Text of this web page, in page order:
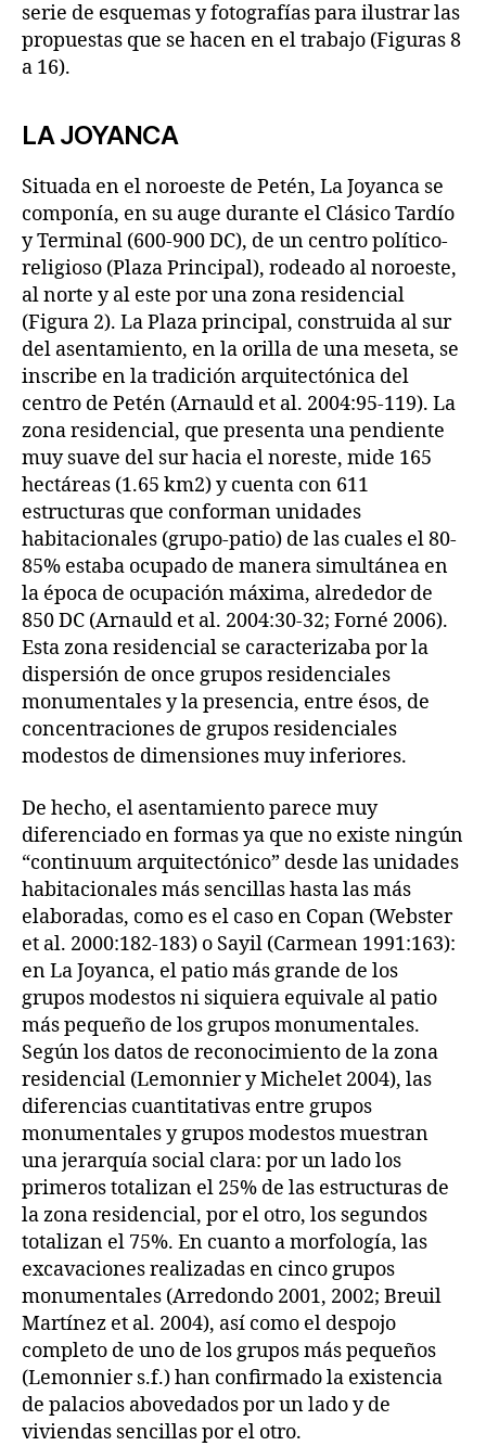
serie de esquemas y fotografías para ilustrar las
propuestas que se hacen en el trabajo (Figuras 8
a 16).
LA JOYANCA
Situada en el noroeste de Petén, La Joyanca se
componía, en su auge durante el Clásico Tardío
y Terminal (600-900 DC), de un centro político-
religioso (Plaza Principal), rodeado al noroeste,
al norte y al este por una zona residencial
(Figura 2). La Plaza principal, construida al sur
del asentamiento, en la orilla de una meseta, se
inscribe en la tradición arquitectónica del
centro de Petén (Arnauld et al. 2004:95-119). La
zona residencial, que presenta una pendiente
muy suave del sur hacia el noreste, mide 165
hectáreas (1.65 km2) y cuenta con 611
estructuras que conforman unidades
habitacionales (grupo-patio) de las cuales el 80-
85% estaba ocupado de manera simultánea en
la época de ocupación máxima, alrededor de
850 DC (Arnauld et al. 2004:30-32; Forné 2006).
Esta zona residencial se caracterizaba por la
dispersión de once grupos residenciales
monumentales y la presencia, entre ésos, de
concentraciones de grupos residenciales
modestos de dimensiones muy inferiores.
De hecho, el asentamiento parece muy
diferenciado en formas ya que no existe ningún
“continuum arquitectónico” desde las unidades
habitacionales más sencillas hasta las más
elaboradas, como es el caso en Copan (Webster
et al. 2000:182-183) o Sayil (Carmean 1991:163):
en La Joyanca, el patio más grande de los
grupos modestos ni siquiera equivale al patio
más pequeño de los grupos monumentales.
Según los datos de reconocimiento de la zona
residencial (Lemonnier y Michelet 2004), las
diferencias cuantitativas entre grupos
monumentales y grupos modestos muestran
una jerarquía social clara: por un lado los
primeros totalizan el 25% de las estructuras de
la zona residencial, por el otro, los segundos
totalizan el 75%. En cuanto a morfología, las
excavaciones realizadas en cinco grupos
monumentales (Arredondo 2001, 2002; Breuil
Martínez et al. 2004), así como el despojo
completo de uno de los grupos más pequeños
(Lemonnier s.f.) han confirmado la existencia
de palacios abovedados por un lado y de
viviendas sencillas por el otro.